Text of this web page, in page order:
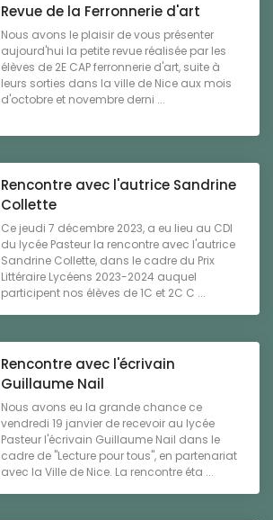
Revue de la Ferronnerie d'art
Nous avons le plaisir de vous présenter
aujourd'hui la petite revue réalisée par les
élèves de 2E CAP ferronnerie d'art, suite à
leurs sorties dans la ville de Nice aux mois
d'octobre et novembre derni ...
Rencontre avec l'autrice Sandrine
Collette
Ce jeudi 7 décembre 2023, a eu lieu au CDI
du lycée Pasteur la rencontre avec l'autrice
Sandrine Collette, dans le cadre du Prix
Littéraire Lycéens 2023-2024 auquel
participent nos élèves de 1C et 2C C ...
Rencontre avec l'écrivain
Guillaume Nail
Nous avons eu la grande chance ce
vendredi 19 janvier de recevoir au lycée
Pasteur l'écrivain Guillaume Nail dans le
cadre de "Lecture pour tous", en partenariat
avec la Ville de Nice. La rencontre éta ...